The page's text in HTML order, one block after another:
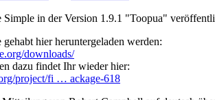
Simple in der Version 1.9.1 "Toopua"
hier heruntergeladen werden:
downloads/
dazu findet Ihr wieder hier:
project/fi … ackage-618